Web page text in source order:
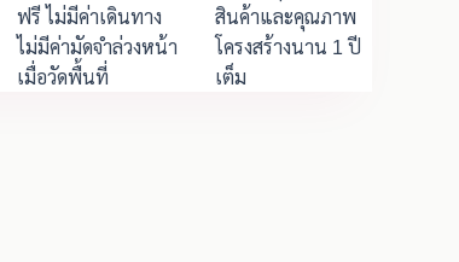
ฟรี ไม่มีค่าเดินทาง
ไม่มีค่ามัดจำล่วงหน้า
เมื่อวัดพื้นที่
สินค้าและคุณภาพ
โครงสร้างนาน 1 ปี
เต็ม